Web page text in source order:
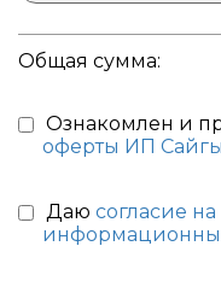
Общая сумма:
Ознакомлен и
оферты ИП
Даю согласие